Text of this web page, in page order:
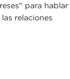
para hablar
relaciones